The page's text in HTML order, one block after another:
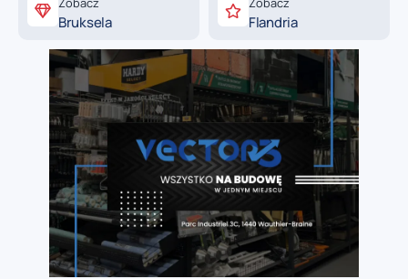
Bruksela Flandria